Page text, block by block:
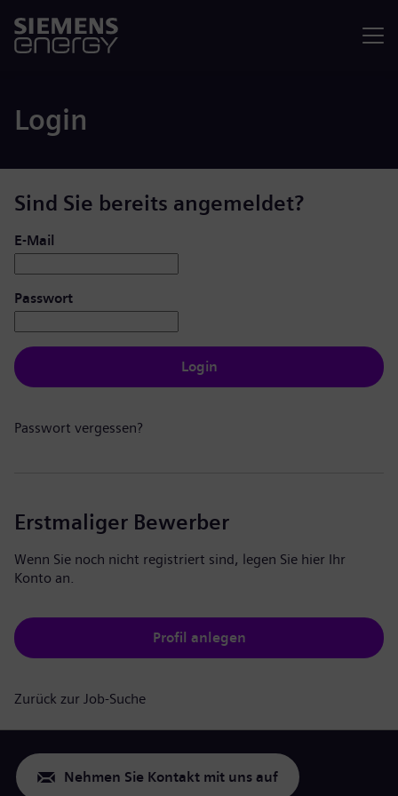
Login
Sind Sie bereits angemeldet?
Login: Benutzer und Passwort
E-Mail
Passwort
Login
Passwort vergessen?
Erstmaliger Bewerber
Wenn Sie noch nicht registriert sind, legen Sie hier Ihr
Konto an.
Profil anlegen
Zurück zur Job-Suche
Nehmen Sie Kontakt mit uns auf